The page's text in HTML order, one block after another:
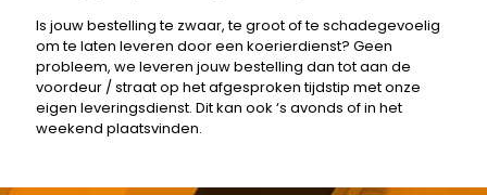
Is jouw bestelling te zwaar, te groot of te schadegevoelig
om te laten leveren door een koerierdienst? Geen
probleem, we leveren jouw bestelling dan tot aan de
voordeur / straat op het afgesproken tijdstip met onze
eigen leveringsdienst. Dit kan ook ‘s avonds of in het
weekend plaatsvinden.